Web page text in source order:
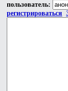
пользователь:
регистрироваться